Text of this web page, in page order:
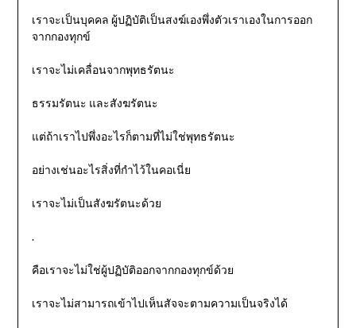
เราจะเป็นบุคคล ผู้ปฏิบัติเป็นสงฆ์เองพึ่งตัวเราเองในการออก
จากกองทุกข์
เราจะไม่เคลื่อนจากพุทธรัตนะ
ธรรมรัตนะ และสังฆรัตนะ
แต่ถ้าเราไปพึ่งอะไรก็ตามที่ไม่ใช่พุทธรัตนะ
อย่างเช่นอะไรสิ่งที่กำไว้ในคอเนี่ย
เราจะไม่เป็นสังฆรัตนะด้วย
.
คือเราจะไม่ใช่ผู้ปฏิบัติออกจากกองทุกข์ด้วย
เราจะไม่สามารถเข้าไปเห็นสัจจะตามความเป็นจริงได้